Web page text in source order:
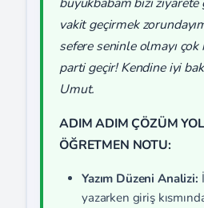
vakit geçirmek
sefere seninle olmayı
parti geçir! Kendine iyi
Umut.
ADIM ADIM ÇÖZÜM
ÖĞRETMEN NOTU:
Yazım Düzeni Analizi:
yazarken giriş